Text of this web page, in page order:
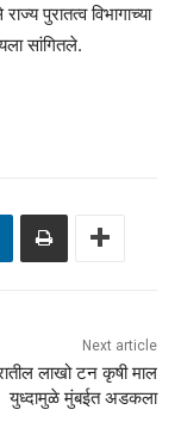
पुरातत्व विभागाच्या
सांगितले.
Next article
लाखो टन कृषी माल
युध्दामुळे मुंबईत अडकला